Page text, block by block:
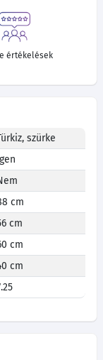
értékelések
szürke
cm
cm
cm
cm